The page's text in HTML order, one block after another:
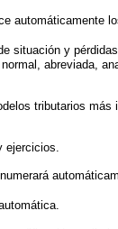
automáticamente
situación y
abreviada,
tributarios
ejercicios.